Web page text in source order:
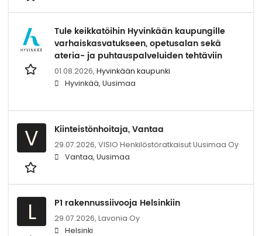
Tule keikkatöihin Hyvinkään kaupungille
varhaiskasvatukseen, opetusalan sekä
ateria- ja puhtauspalveluiden tehtäviin
01.08.2026, Hyvinkään kaupunki
Hyvinkää, Uusimaa
V Kiinteistönhoitaja, Vantaa
29.07.2026, VISIO Henkilöstöratkaisut Uusimaa Oy
Vantaa, Uusimaa
L P1 rakennussiivooja Helsinkiin
29.07.2026, Lavonia Oy
Helsinki